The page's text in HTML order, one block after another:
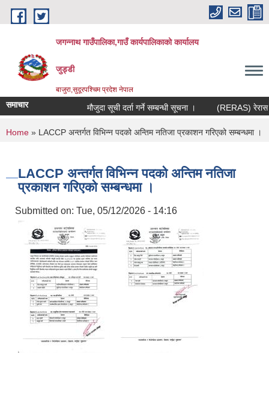
Skip to main content
जगन्नाथ गाउँपालिका,गाउँ कार्यपालिकाको कार्यालय
जुड्डी
बाजुरा,सुदूरपश्चिम प्रदेश नेपाल
समाचार मौजुदा सूची दर्ता गर्ने सम्बन्धी सूचना । (RERAS) रेरास
You are here
Home » LACCP अन्तर्गत विभिन्न पदको अन्तिम नतिजा प्रकाशन गरिएको सम्बन्धमा ।
LACCP अन्तर्गत विभिन्न पदको अन्तिम नतिजा
प्रकाशन गरिएको सम्बन्धमा ।
Submitted on: Tue, 05/12/2026 - 14:16